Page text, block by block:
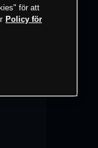
för att
Policy för